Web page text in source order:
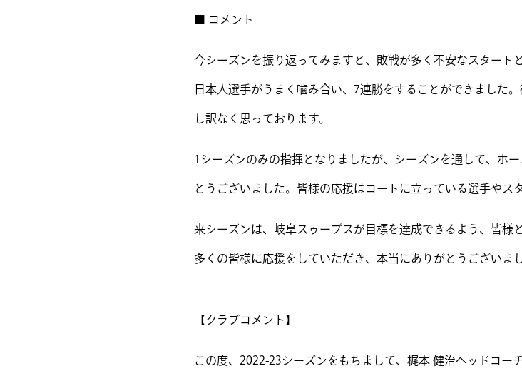
■ コメント
今シーズンを振り返ってみますと、敗戦が多く不安なスタート
日本人選手がうまく噛み合い、7連勝をすることができました
し訳なく思っております。
1シーズンのみの指揮となりましたが、シーズンを通して、ホ
とうございました。皆様の応援はコートに立っている選手やス
来シーズンは、岐阜スゥープスが目標を達成できるよう、皆様
多くの皆様に応援をしていただき、本当にありがとうございまし
【クラブコメント】
この度、2022-23シーズンをもちまして、梶本 健治ヘッドコー